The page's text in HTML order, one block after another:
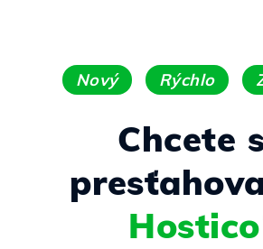
Nový Rýchlo
Chcete
Hostico